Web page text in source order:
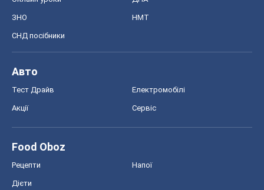
ЗНО НМТ
СНД посібники
Авто
Тест Драйв Електромобілі
Акції Сервіс
Food Oboz
Рецепти Напої
Дієти